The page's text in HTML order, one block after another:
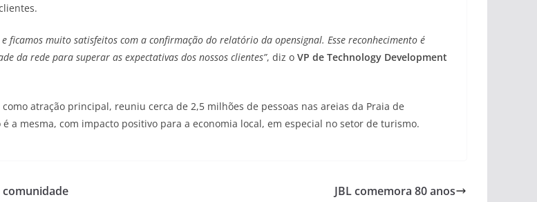
ficamos muito satisfeitos com a confirmação do relatório da opensignal. Esse reconhecimento é
da rede para superar as expectativas dos nossos clientes”, diz o VP de Technology Development
atração principal, reuniu cerca de 2,5 milhões de pessoas nas areias da Praia de
a mesma, com impacto positivo para a economia local, em especial no setor de turismo.
comunidade
JBL comemora 80 anos